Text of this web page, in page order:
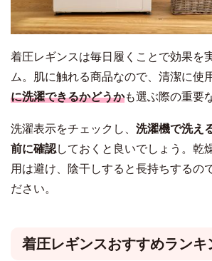
着圧レギンスは毎日履くことで効果を
ム。肌に触れる商品なので、清潔に使
に洗濯できるかどうかも選ぶ際の重要
洗濯表示をチェックし、 洗濯機で洗え
前に確認しておくと良いでしょう。乾
用は避け、陰干しすると長持ちするの
ださい。
着圧レギンスおすすめランキ